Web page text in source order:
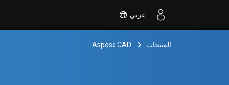
عربي
المنتجات Aspose.CAD